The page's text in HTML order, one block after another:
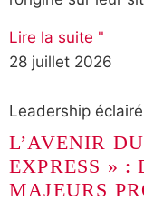
Lire la suite "
28 juillet 2026
Leadership éclairé
L’AVENIR
EXPRESS » :
MAJEURS